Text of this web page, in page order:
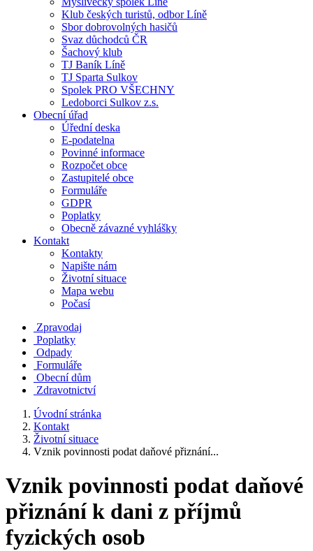
Klub českých turistů, odbor Líně
Sbor dobrovolných hasičů
Svaz důchodců ČR
Šachový klub
TJ Baník Líně
TJ Sparta Sulkov
Spolek PRO VŠECHNY
Ledoborci Sulkov z.s.
Obecní úřad
Úřední deska
E-podatelna
Povinné informace
Rozpočet obce
Zastupitelé obce
Formuláře
GDPR
Poplatky
Obecně závazné vyhlášky
Kontakt
Kontakty
Napište nám
Životní situace
Mapa webu
Počasí
Zpravodaj
Poplatky
Odpady
Formuláře
Obecní dům
Zdravotnictví
Úvodní stránka
Kontakt
Životní situace
Vznik povinnosti podat daňové přiznání...
Vznik povinnosti podat daňové
přiznání k dani z příjmů
fyzických osob